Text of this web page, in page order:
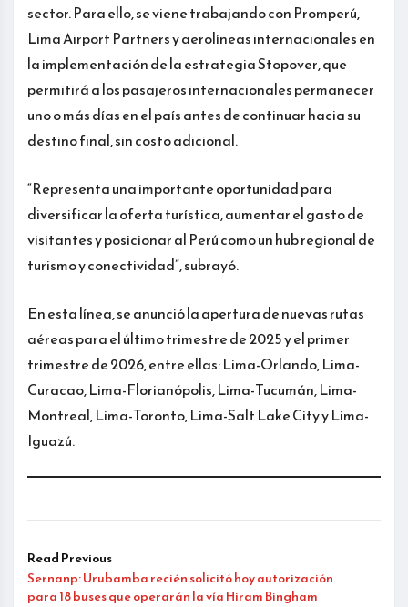
sector. Para ello, se viene trabajando con Promperú,
Lima Airport Partners y aerolíneas internacionales en
la implementación de la estrategia Stopover, que
permitirá a los pasajeros internacionales permanecer
uno o más días en el país antes de continuar hacia su
destino final, sin costo adicional.
“Representa una importante oportunidad para
diversificar la oferta turística, aumentar el gasto de
visitantes y posicionar al Perú como un hub regional de
turismo y conectividad”, subrayó.
En esta línea, se anunció la apertura de nuevas rutas
aéreas para el último trimestre de 2025 y el primer
trimestre de 2026, entre ellas: Lima-Orlando, Lima-
Curacao, Lima-Florianópolis, Lima-Tucumán, Lima-
Montreal, Lima-Toronto, Lima-Salt Lake City y Lima-
Iguazú.
Read Previous
Sernanp: Urubamba recién solicitó hoy autorización
para 18 buses que operarán la vía Hiram Bingham